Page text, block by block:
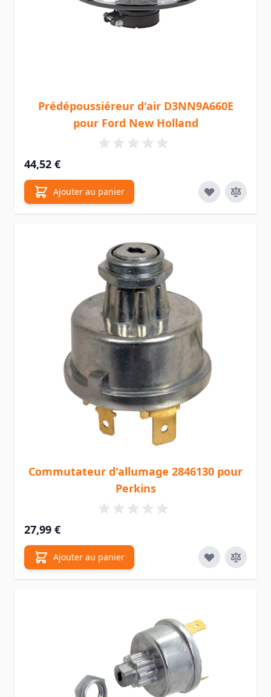
Prédépoussiéreur d'air D3NN9A660E
pour Ford New Holland
44,52 €
Ajouter au panier
Commutateur d'allumage 2846130 pour
Perkins
27,99 €
Ajouter au panier